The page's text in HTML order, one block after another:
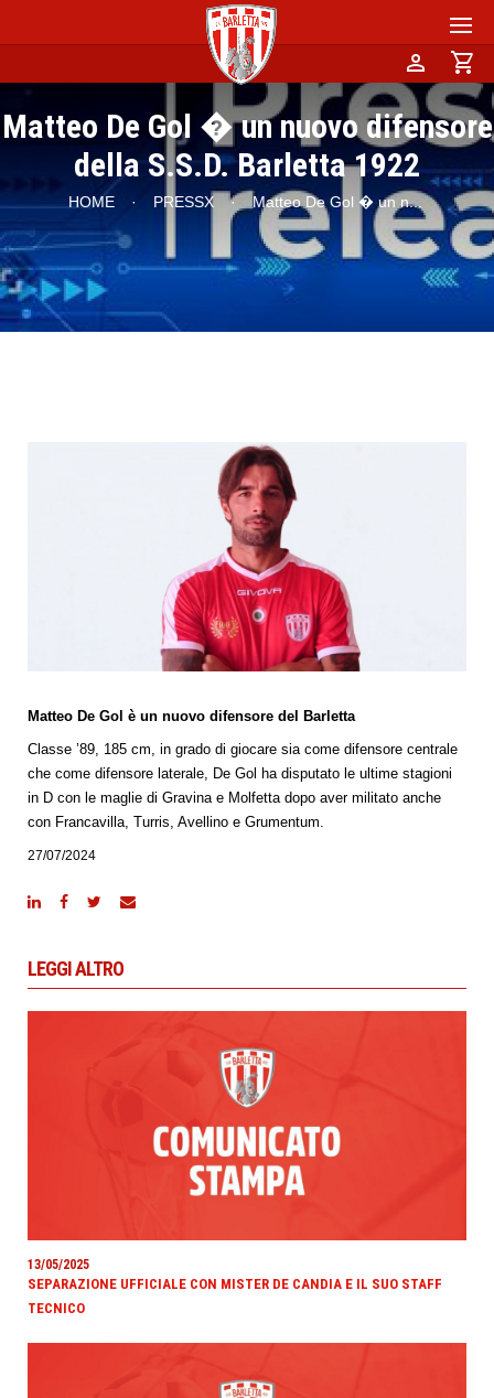
person shopping_cart
Matteo De Gol � un nuovo difensore
della S.S.D. Barletta 1922
HOME · PRESSX · Matteo De Gol � un n...
Matteo De Gol è un nuovo difensore del Barletta
Classe ’89, 185 cm, in grado di giocare sia come difensore centrale
che come difensore laterale, De Gol ha disputato le ultime stagioni
in D con le maglie di Gravina e Molfetta dopo aver militato anche
con Francavilla, Turris, Avellino e Grumentum.
27/07/2024
LEGGI ALTRO
13/05/2025
SEPARAZIONE UFFICIALE CON MISTER DE CANDIA E IL SUO STAFF
TECNICO